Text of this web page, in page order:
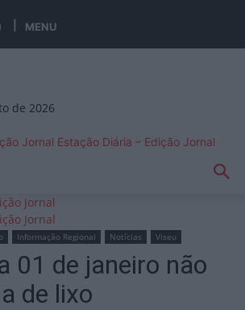
MENU
de 2026
Estação Diária – Edição Jornal
Informação Regional Notícias Viseu
01 de janeiro não
de lixo